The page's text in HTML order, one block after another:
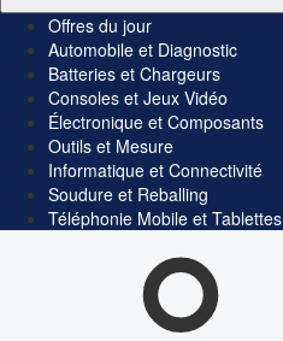
Offres du jour
Automobile et Diagnostic
Batteries et Chargeurs
Consoles et Jeux Vidéo
Électronique et Composants
Outils et Mesure
Informatique et Connectivité
Soudure et Reballing
Téléphonie Mobile et Tablettes